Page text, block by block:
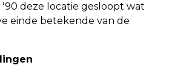
deze locatie gesloopt wat
einde betekende van de